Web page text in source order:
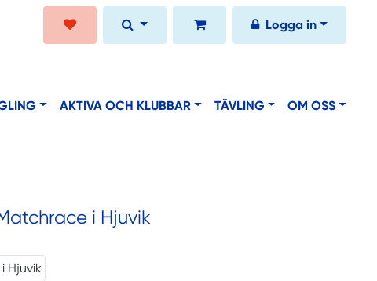
Logga in
AKTIVA OCH KLUBBAR TÄVLING OM OSS
i Hjuvik